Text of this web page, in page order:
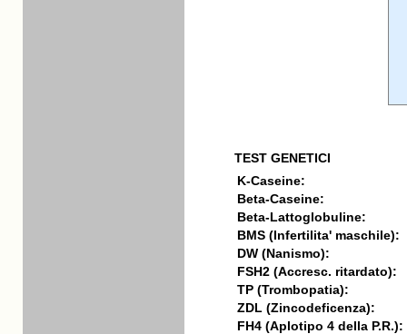
TEST GENETICI
K-Caseine:
Beta-Caseine:
Beta-Lattoglobuline:
BMS (Infertilita' maschile):
DW (Nanismo):
FSH2 (Accresc. ritardato):
TP (Trombopatia):
ZDL (Zincodeficenza):
FH4 (Aplotipo 4 della P.R.):